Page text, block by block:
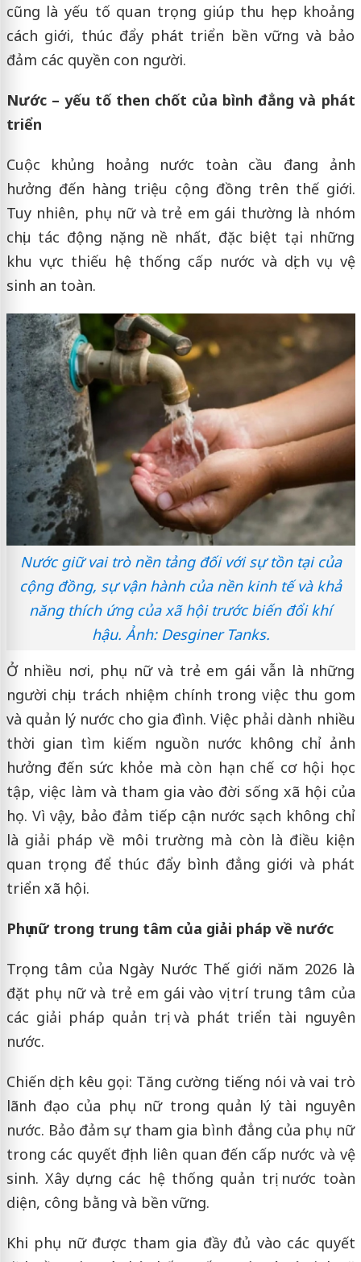
cũng là yếu tố quan trọng giúp thu hẹp khoảng
cách giới, thúc đẩy phát triển bền vững và bảo
đảm các quyền con người.
Nước – yếu tố then chốt của bình đẳng và phát
triển
Cuộc khủng hoảng nước toàn cầu đang ảnh
hưởng đến hàng triệu cộng đồng trên thế giới.
Tuy nhiên, phụ nữ và trẻ em gái thường là nhóm
chịu tác động nặng nề nhất, đặc biệt tại những
khu vực thiếu hệ thống cấp nước và dịch vụ vệ
sinh an toàn.
Nước giữ vai trò nền tảng đối với sự tồn tại của
cộng đồng, sự vận hành của nền kinh tế và khả
năng thích ứng của xã hội trước biến đổi khí
hậu. Ảnh: Desginer Tanks.
Ở nhiều nơi, phụ nữ và trẻ em gái vẫn là những
người chịu trách nhiệm chính trong việc thu gom
và quản lý nước cho gia đình. Việc phải dành nhiều
thời gian tìm kiếm nguồn nước không chỉ ảnh
hưởng đến sức khỏe mà còn hạn chế cơ hội học
tập, việc làm và tham gia vào đời sống xã hội của
họ. Vì vậy, bảo đảm tiếp cận nước sạch không chỉ
là giải pháp về môi trường mà còn là điều kiện
quan trọng để thúc đẩy bình đẳng giới và phát
triển xã hội.
Phụ nữ trong trung tâm của giải pháp về nước
Trọng tâm của Ngày Nước Thế giới năm 2026 là
đặt phụ nữ và trẻ em gái vào vị trí trung tâm của
các giải pháp quản trị và phát triển tài nguyên
nước.
Chiến dịch kêu gọi: Tăng cường tiếng nói và vai trò
lãnh đạo của phụ nữ trong quản lý tài nguyên
nước. Bảo đảm sự tham gia bình đẳng của phụ nữ
trong các quyết định liên quan đến cấp nước và vệ
sinh. Xây dựng các hệ thống quản trị nước toàn
diện, công bằng và bền vững.
Khi phụ nữ được tham gia đầy đủ vào các quyết